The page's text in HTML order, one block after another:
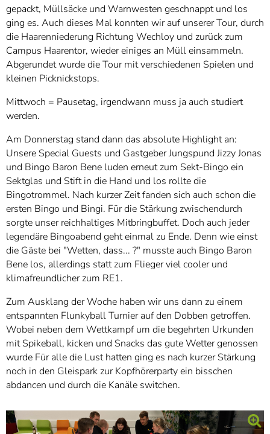
gepackt, Müllsäcke und Warnwesten geschnappt und los
ging es. Auch dieses Mal konnten wir auf unserer Tour, durch
die Haarenniederung Richtung Wechloy und zurück zum
Campus Haarentor, wieder einiges an Müll einsammeln.
Abgerundet wurde die Tour mit verschiedenen Spielen und
kleinen Picknickstops.
Mittwoch = Pausetag, irgendwann muss ja auch studiert
werden.
Am Donnerstag stand dann das absolute Highlight an:
Unsere Special Guests und Gastgeber Jungspund Jizzy Jonas
und Bingo Baron Bene luden erneut zum Sekt-Bingo ein
Sektglas und Stift in die Hand und los rollte die
Bingotrommel. Nach kurzer Zeit fanden sich auch schon die
ersten Bingo und Bingi. Für die Stärkung zwischendurch
sorgte unser reichhaltiges Mitbringbuffet. Doch auch jeder
legendäre Bingoabend geht einmal zu Ende. Denn wie einst
die Gäste bei "Wetten, dass... ?" musste auch Bingo Baron
Bene los, allerdings statt zum Flieger viel cooler und
klimafreundlicher zum RE1.
Zum Ausklang der Woche haben wir uns dann zu einem
entspannten Flunkyball Turnier auf den Dobben getroffen.
Wobei neben dem Wettkampf um die begehrten Urkunden
mit Spikeball, kicken und Snacks das gute Wetter genossen
wurde Für alle die Lust hatten ging es nach kurzer Stärkung
noch in den Gleispark zur Kopfhörerparty ein bisschen
abdancen und durch die Kanäle switchen.